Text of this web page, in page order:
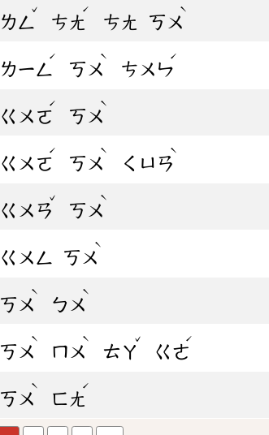
ㄌㄥ
ˇ
ㄘㄤ
ˊ
ㄘㄤ ㄎㄨ
ˋ
ㄌㄧㄥ
ˊ
ㄎㄨ
ˋ
ㄘㄨㄣ
ˊ
ㄍㄨㄛ
ˊ
ㄎㄨ
ˋ
ㄍㄨㄛ
ˊ
ㄎㄨ
ˋ
ㄑㄩㄢ
ˋ
ㄍㄨㄢ
ˇ
ㄎㄨ
ˋ
ㄍㄨㄥ ㄎㄨ
ˋ
ㄎㄨ
ˋ
ㄅㄨ
ˋ
ㄎㄨ
ˋ
ㄇㄨ
ˋ
ㄊㄚ
ˇ
ㄍㄜ
ˊ
ㄎㄨ
ˋ
ㄈㄤ
ˊ